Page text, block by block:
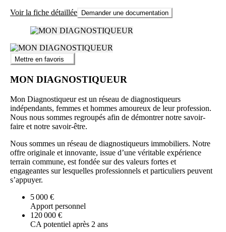
Voir la fiche détaillée Demander une documentation
Mettre en favoris
MON DIAGNOSTIQUEUR
Mon Diagnostiqueur est un réseau de diagnostiqueurs
indépendants, femmes et hommes amoureux de leur profession.
Nous nous sommes regroupés afin de démontrer notre savoir-
faire et notre savoir-être.
Nous sommes un réseau de diagnostiqueurs immobiliers. Notre
offre originale et innovante, issue d’une véritable expérience
terrain commune, est fondée sur des valeurs fortes et
engageantes sur lesquelles professionnels et particuliers peuvent
s’appuyer.
5 000 €
Apport personnel
120 000 €
CA potentiel après 2 ans